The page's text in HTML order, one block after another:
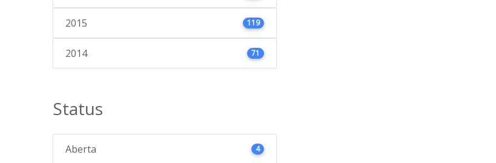
2015 119
2014 71
Status
Aberta 4